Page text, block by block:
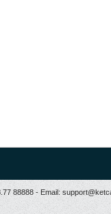
88888 - Email: